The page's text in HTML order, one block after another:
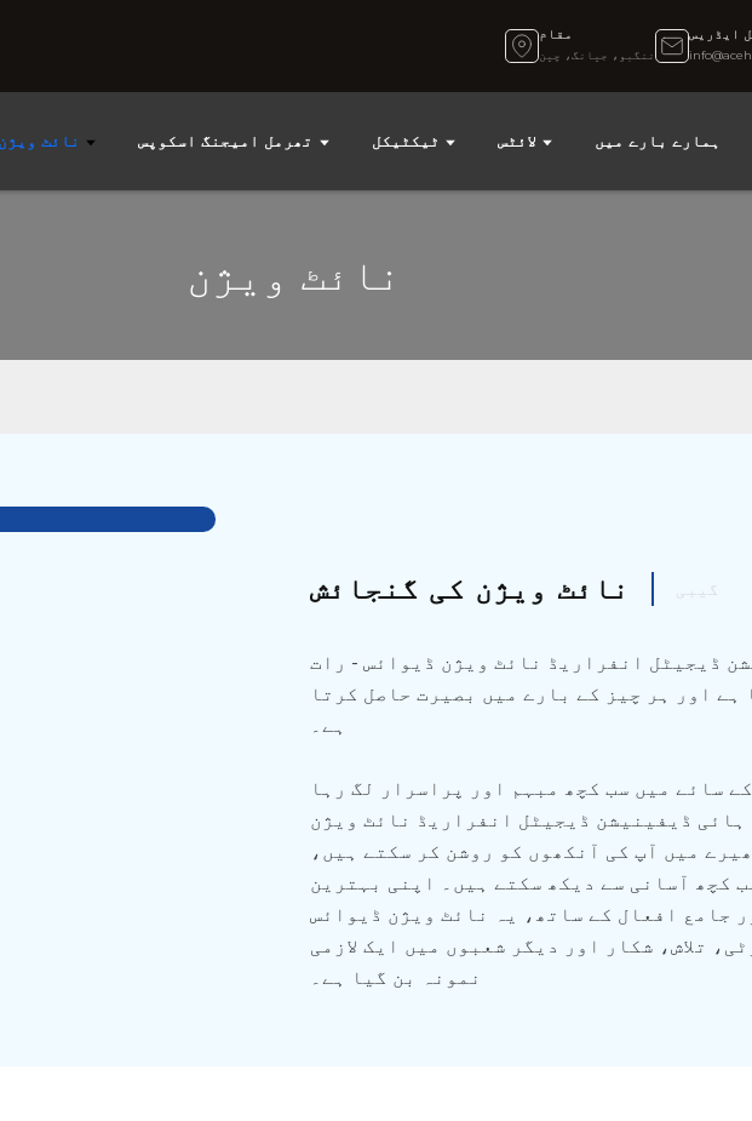
مقام
ننگبو، جیانگ، چین
ایڈریس
نائٹ ویژن تھرمل امیجنگ اسکوپس ٹیکٹیکل لائٹس ہمارے بارے میں
نائٹ ویژن
نائٹ ویژن کی گنجائش گیبی
ڈیجیٹل انفراریڈ نائٹ ویژن ڈیوائس - رات
ہے اور ہر چیز کے بارے میں بصیرت حاصل کرتا
ہے۔
سائے میں سب کچھ مبہم اور پراسرار لگ رہا
ہائی ڈیفینیشن ڈیجیٹل انفراریڈ نائٹ ویژن
میں آپ کی آنکھوں کو روشن کر سکتے ہیں،
کچھ آسانی سے دیکھ سکتے ہیں۔ اپنی بہترین
جامع افعال کے ساتھ، یہ نائٹ ویژن ڈیوائس
تلاش، شکار اور دیگر شعبوں میں ایک لازمی
نمونہ بن گیا ہے۔